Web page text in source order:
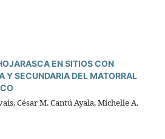
EN SITIOS CON
Y SECUNDARIA DEL MATORRAL
César M. Cantú Ayala, Michelle A.